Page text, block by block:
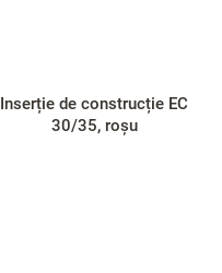
Inserție de construcție EC
30/35, roșu